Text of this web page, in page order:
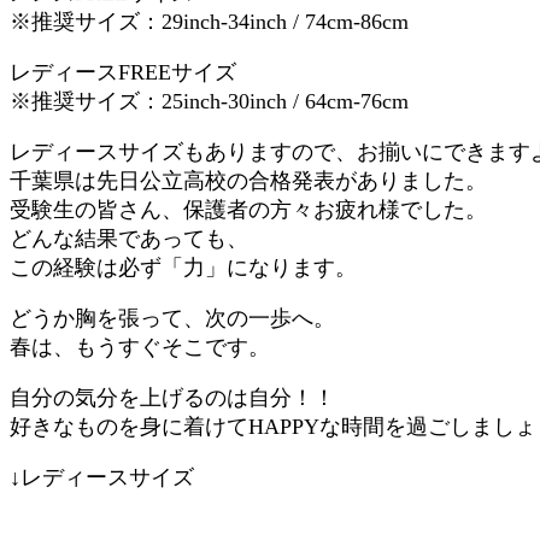
※推奨サイズ：29inch-34inch / 74cm-86cm
レディースFREEサイズ
※推奨サイズ：25inch-30inch / 64cm-76cm
レディースサイズもありますので、お揃いにできます
千葉県は先日公立高校の合格発表がありました。
受験生の皆さん、保護者の方々お疲れ様でした。
どんな結果であっても、
この経験は必ず「力」になります。
どうか胸を張って、次の一歩へ。
春は、もうすぐそこです。
自分の気分を上げるのは自分！！
好きなものを身に着けてHAPPYな時間を過ごしましょ
↓レディースサイズ